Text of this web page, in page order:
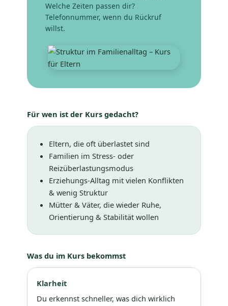
Welche Zeiten passen dir?
Telefonnummer, wenn du Rückruf
willst.
Für wen ist der Kurs gedacht?
Eltern, die oft überlastet sind
Familien im Stress- oder
Reizüberlastungsmodus
Erziehungs-Alltag mit vielen Konflikten
& wenig Struktur
Mütter & Väter, die wieder Ruhe,
Orientierung & Stabilität wollen
Was du im Kurs bekommst
Klarheit
Du erkennst schneller, was dich wirklich